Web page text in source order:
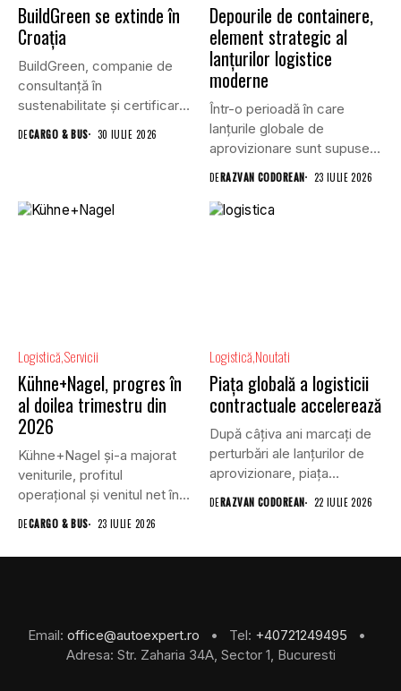
BuildGreen se extinde în
Croația
BuildGreen, companie de
consultanță în
sustenabilitate și certificare
DECARGO & BUS 30 IULIE 2026
Depourile de containere,
element strategic al
lanțurilor logistice
moderne
Într-o perioadă în care
lanțurile globale de
aprovizionare sunt supuse
DERAZVAN CODOREAN 23 IULIE 2026
Logistică Servicii
Kühne+Nagel, progres în
al doilea trimestru din
2026
Kühne+Nagel și-a majorat
veniturile, profitul
operațional și venitul net în
al doilea...
DECARGO & BUS 23 IULIE 2026
Logistică Noutati
Piața globală a logisticii
contractuale accelerează
După câțiva ani marcați de
perturbări ale lanțurilor de
aprovizionare, piața
globală...
DERAZVAN CODOREAN 22 IULIE 2026
Email: office@autoexpert.ro • Tel: +40721249495
•
Adresa: Str. Zaharia 34A, Sector 1, Bucuresti